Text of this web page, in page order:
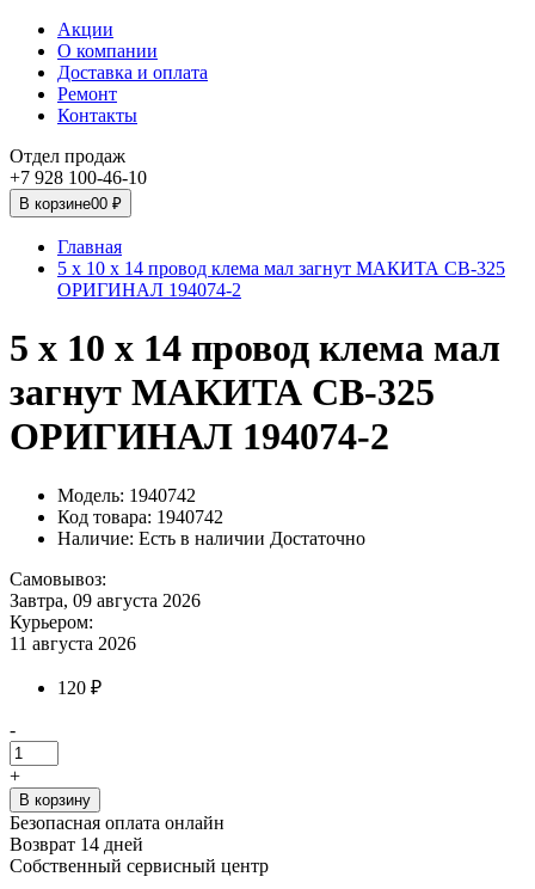
Акции
О компании
Доставка и оплата
Ремонт
Контакты
Отдел продаж
+7 928 100-46-10
В корзине00 ₽
Главная
5 х 10 х 14 провод клема мал загнут МАКИТА CB-325
ОРИГИНАЛ 194074-2
5 х 10 х 14 провод клема мал
загнут МАКИТА CB-325
ОРИГИНАЛ 194074-2
Модель: 1940742
Код товара: 1940742
Наличие: Есть в наличии Достаточно
Самовывоз:
Завтра, 09 августа 2026
Курьером:
11 августа 2026
120 ₽
-
+
В корзину
Безопасная оплата онлайн
Возврат 14 дней
Собственный сервисный центр